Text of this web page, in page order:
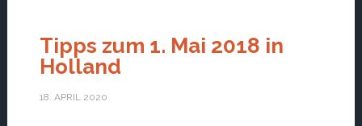
Tipps zum 1. Mai 2018 in
Holland
18. APRIL 2020